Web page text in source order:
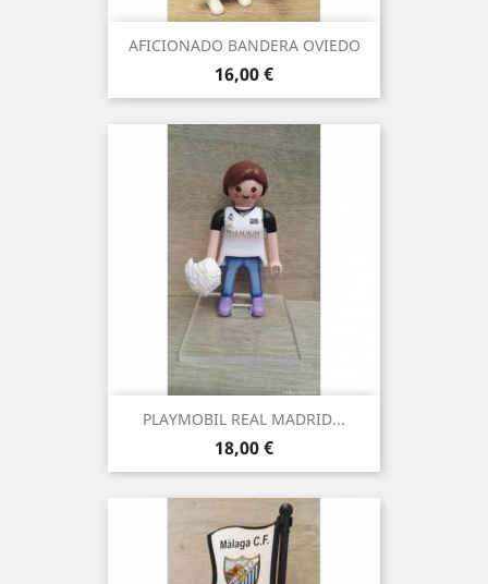
AFICIONADO BANDERA OVIEDO
Precio
16,00 €
PLAYMOBIL REAL MADRID...
Precio
18,00 €